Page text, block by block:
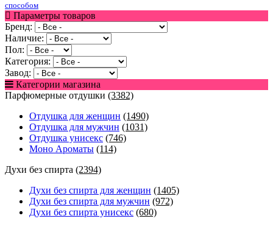
способом
Параметры товаров
Бренд:
Наличие:
Пол:
Категория:
Завод:
Категории магазина
Парфюмерные отдушки (3382)
Отдушка для женщин (1490)
Отдушка для мужчин (1031)
Отдушка унисекс (746)
Моно Ароматы (114)
Духи без спирта (2394)
Духи без спирта для женщин (1405)
Духи без спирта для мужчин (972)
Духи без спирта унисекс (680)